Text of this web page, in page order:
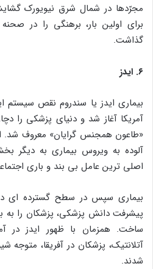
مجرّدها در شمال شرق نیویورک
برای اولین بار، برهنگی را در
گذاشت.
۶. ایدز
بیماری ایدز یا سندروم نقص
آمریکا آغاز شد و دنیای پزشکی را
«طاعون همجنس‌ گرایان» معروف شد.
آلوده به ویروس بیماری به دیگر
اصلی‌ ترین عامل بی‌ بند و باری
بیماری سپس در سطح گسترده‌ ای
پیشرفت دانش پزشکی، پزشکان را به
ساخت. همزمان با ظهور ایدز در
آتلانتیک، پزشکان در آفریقا،
شدند.